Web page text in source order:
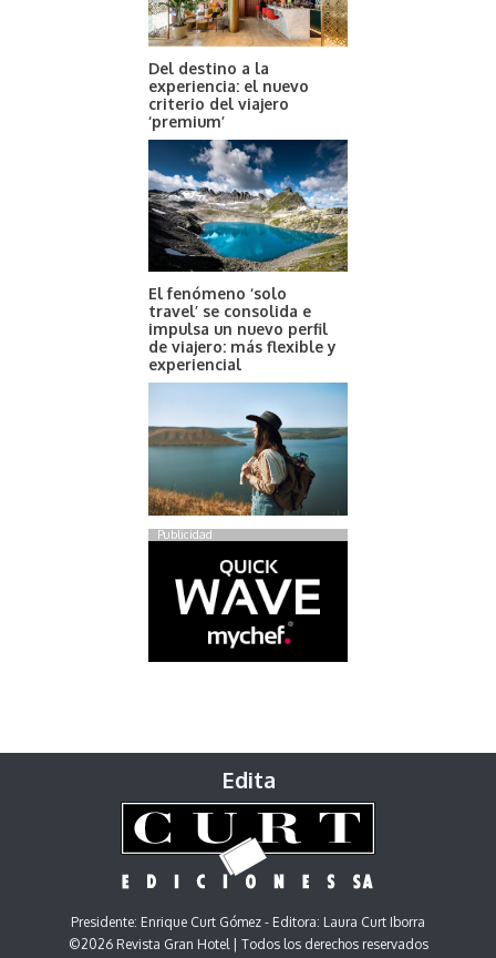
Del destino a la
experiencia: el nuevo
criterio del viajero
‘premium’
El fenómeno ‘solo
travel’ se consolida e
impulsa un nuevo perfil
de viajero: más flexible y
experiencial
Publicidad
Edita
Presidente: Enrique Curt Gómez - Editora: Laura Curt Iborra
©2026 Revista Gran Hotel | Todos los derechos reservados